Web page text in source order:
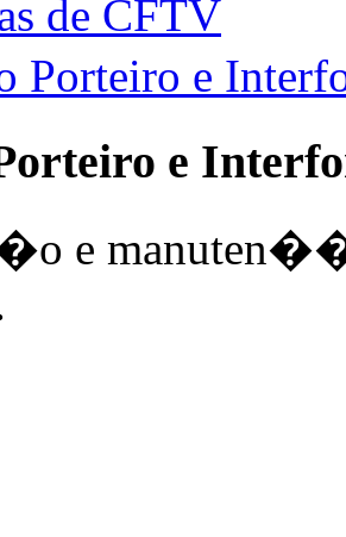
de CFTV
e
e
e